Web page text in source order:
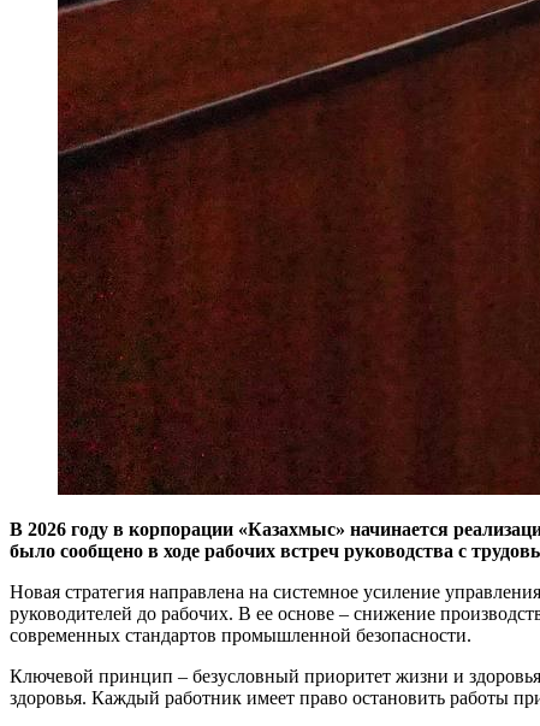
В 2026 году в корпорации «Казахмыс» начинается
было сообщено в ходе рабочих встреч руководства с
Новая стратегия направлена на системное усиление
руководителей до рабочих. В ее основе – снижение
современных стандартов промышленной безопасности.
Ключевой принцип – безусловный приоритет жизни и
здоровья. Каждый работник имеет право остановить работы